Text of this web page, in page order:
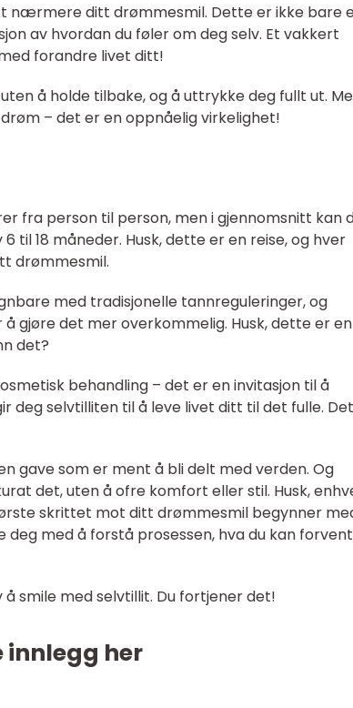
nærmere ditt drømmesmil. Dette er ikke bare
av hvordan du føler om deg selv. Et vakkert
forandre livet ditt!
å holde tilbake, og å uttrykke deg fullt ut.
– det er en oppnåelig virkelighet!
fra person til person, men i gjennomsnitt kan
til 18 måneder. Husk, dette er en reise, og hver
drømmesmil.
med tradisjonelle tannreguleringer, og
gjøre det mer overkommelig. Husk, dette er en
det?
behandling – det er en invitasjon til å
deg selvtilliten til å leve livet ditt til det fulle. Det
gave som er ment å bli delt med verden. Og
det, uten å ofre komfort eller stil. Husk,
skrittet mot ditt drømmesmil begynner
deg med å forstå prosessen, hva du kan
smile med selvtillit. Du fortjener det!
innlegg her